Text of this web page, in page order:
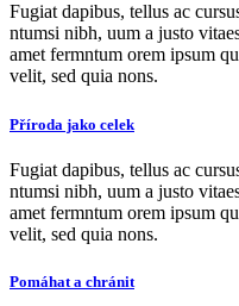
Fugiat dapibus, tellus ac
ntumsi nibh, uum a justo
amet fermntum orem ipsum
velit, sed quia nons.
Příroda jako celek
Fugiat dapibus, tellus ac
ntumsi nibh, uum a justo
amet fermntum orem ipsum
velit, sed quia nons.
Pomáhat a chránit